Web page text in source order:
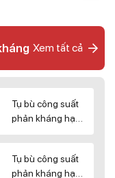
Xem tất cả
Tụ bù công suất
phản kháng hạ
Tụ bù công suất
phản kháng hạ